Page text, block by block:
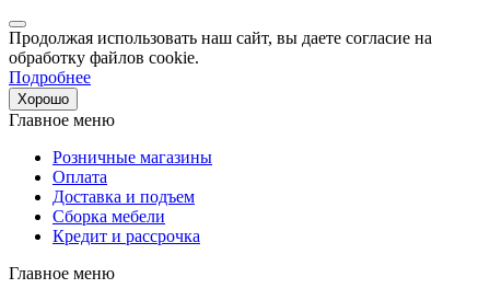
Продолжая использовать наш сайт, вы даете согласие на
обработку файлов cookie.
Подробнее
Хорошо
Главное меню
Розничные магазины
Оплата
Доставка и подъем
Сборка мебели
Кредит и рассрочка
Главное меню